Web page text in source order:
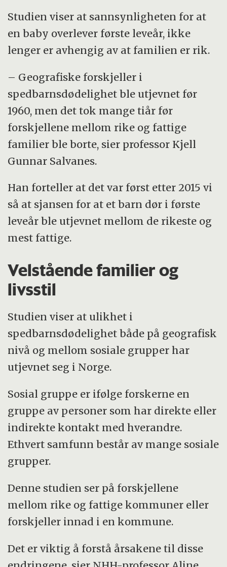
Studien viser at sannsynligheten for at
en baby overlever første leveår, ikke
lenger er avhengig av at familien er rik.
– Geografiske forskjeller i
spedbarnsdødelighet ble utjevnet før
1960, men det tok mange tiår før
forskjellene mellom rike og fattige
familier ble borte, sier professor Kjell
Gunnar Salvanes.
Han forteller at det var først etter 2015 vi
så at sjansen for at et barn dør i første
leveår ble utjevnet mellom de rikeste og
mest fattige.
Velstående familier og
livsstil
Studien viser at ulikhet i
spedbarnsdødelighet både på geografisk
nivå og mellom sosiale grupper har
utjevnet seg i Norge.
Sosial gruppe er ifølge forskerne en
gruppe av personer som har direkte eller
indirekte kontakt med hverandre.
Ethvert samfunn består av mange sosiale
grupper.
Denne studien ser på forskjellene
mellom rike og fattige kommuner eller
forskjeller innad i en kommune.
Det er viktig å forstå årsakene til disse